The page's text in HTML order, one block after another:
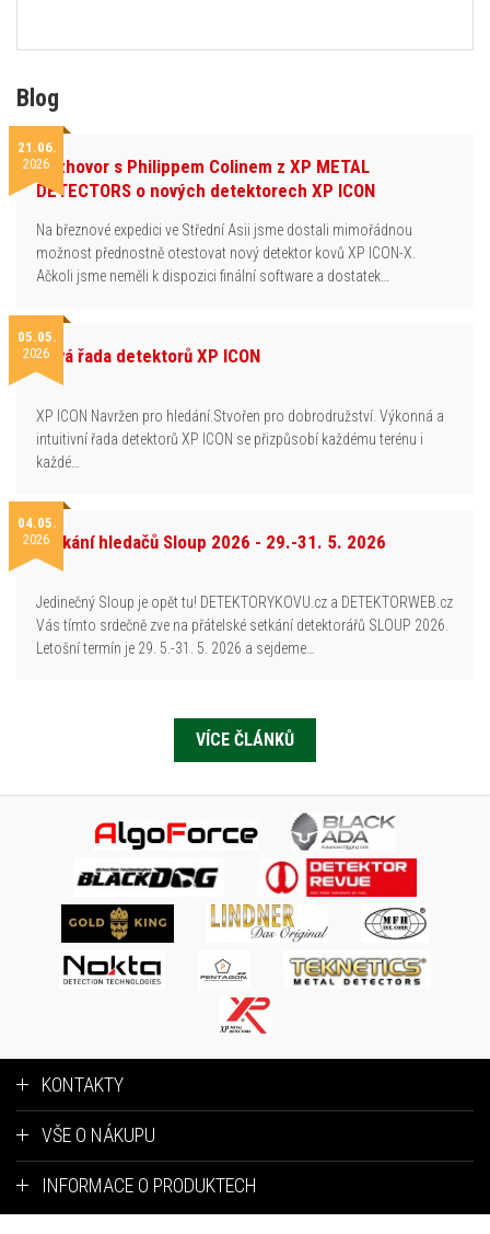
Blog
21.06.
2026Rozhovor s Philippem Colinem z XP METAL
DETECTORS o nových detektorech XP ICON
Na březnové expedici ve Střední Asii jsme dostali mimořádnou
možnost přednostně otestovat nový detektor kovů XP ICON-X.
Ačkoli jsme neměli k dispozici finální software a dostatek…
05.05.
2026Nová řada detektorů XP ICON
XP ICON Navržen pro hledání.Stvořen pro dobrodružství. Výkonná a
intuitivní řada detektorů XP ICON se přizpůsobí každému terénu i
každé…
04.05.
2026Setkání hledačů Sloup 2026 - 29.-31. 5. 2026
Jedinečný Sloup je opět tu! DETEKTORYKOVU.cz a DETEKTORWEB.cz
Vás tímto srdečně zve na přátelské setkání detektorářů SLOUP 2026.
Letošní termín je 29. 5.-31. 5. 2026 a sejdeme…
VÍCE ČLÁNKŮ
KONTAKTY
VŠE O NÁKUPU
INFORMACE O PRODUKTECH